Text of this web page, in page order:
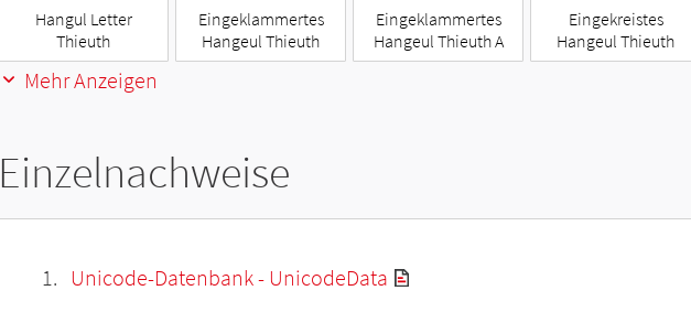
Hangul Letter
Thieuth
Eingeklammertes
Hangeul Thieuth
Eingeklammertes
Hangeul Thieuth A
Eingekreistes
Hangeul Thieuth
Mehr Anzeigen
Einzelnachweise
Unicode-Datenbank - UnicodeData